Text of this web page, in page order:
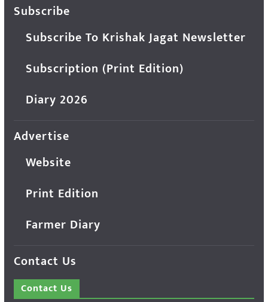
Subscribe
Subscribe To Krishak Jagat Newsletter
Subscription (Print Edition)
Diary 2026
Advertise
Website
Print Edition
Farmer Diary
Contact Us
Contact Us